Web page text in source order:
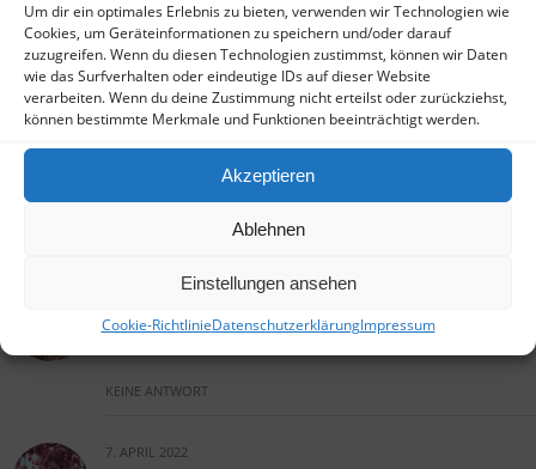
Um dir ein optimales Erlebnis zu bieten, verwenden wir Technologien wie
Cookies, um Geräteinformationen zu speichern und/oder darauf
zuzugreifen. Wenn du diesen Technologien zustimmst, können wir Daten
wie das Surfverhalten oder eindeutige IDs auf dieser Website
verarbeiten. Wenn du deine Zustimmung nicht erteilst oder zurückziehst,
können bestimmte Merkmale und Funktionen beeinträchtigt werden.
Akzeptieren
Ablehnen
Einstellungen ansehen
Cookie-RichtlinieDatenschutzerklärungImpressum
KEINE ANTWORT
19. APRIL 2022
Dienstag – 19.04.2022 Immer
noch da, aber nicht mehr so
14. APRIL 2022
Donnerstag – 14.04.2022
KEINE ANTWORT
7. APRIL 2022